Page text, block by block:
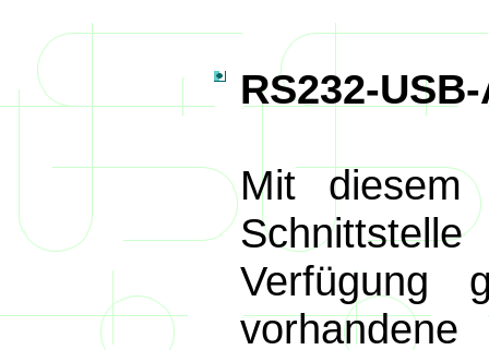
RS232-
Mit diesem
Verfügung